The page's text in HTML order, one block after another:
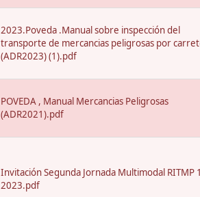
2023.Poveda .Manual sobre inspección del
transporte de mercancias peligrosas por
(ADR2023) (1).pdf
POVEDA , Manual Mercancias Peligrosas
(ADR2021).pdf
Invitación Segunda Jornada Multimodal RITMP
2023.pdf